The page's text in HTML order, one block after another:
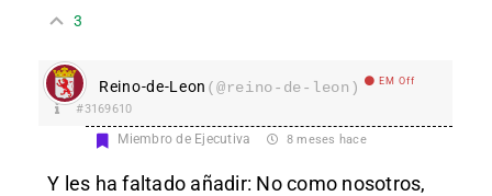
3
Reino-de-Leon (@reino-de-leon) EM Off
#3169610
Miembro de Ejecutiva 8 meses hace
Y les ha faltado añadir: No como nosotros,